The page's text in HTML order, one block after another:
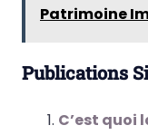
Patrimoine
Publications
C’est quoi